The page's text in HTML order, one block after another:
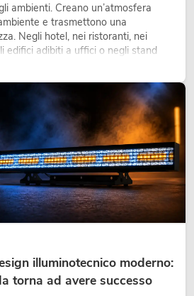
ambienti. Creano un’atmosfera
e trasmettono una
Negli hotel, nei ristoranti, nei
edifici adibiti a uffici o negli stand
di alta qualità è ormai parte
di arredamento.
illuminotecnico moderno:
torna ad avere successo